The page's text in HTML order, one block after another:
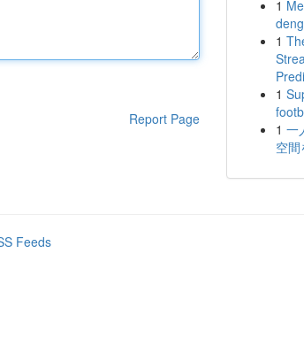
Report Page
1
1
1
1 一
空
Feeds